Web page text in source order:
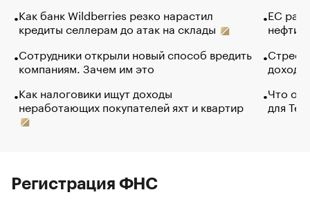
Как банк Wildberries резко нарастил
кредиты селлерам до атак на склады
Сотрудники открыли новый способ вредить
компаниям. Зачем им это
Как налоговики ищут доходы
неработающих покупателей яхт и квартир
ЕС
нефти
Что
для
Регистрация ФНС